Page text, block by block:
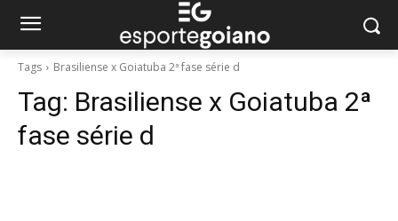
Tags Brasiliense x Goiatuba 2ª fase série d
Tag: Brasiliense x Goiatuba 2ª
fase série d